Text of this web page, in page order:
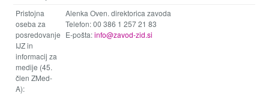
Pristojna
oseba za
posredovanje
IJZ in
informacij za
medije (45.
člen ZMed-
A):
Alenka Oven. direktorica zavoda
Telefon: 00 386 1 257 21 83
E-pošta:info@zavod-zid.si